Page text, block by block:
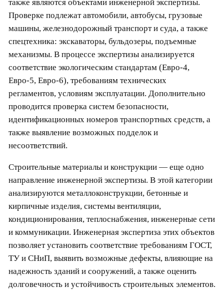
также являются объектами инженерной экспертизы.
Проверке подлежат автомобили, автобусы, грузовые
машины, железнодорожный транспорт и суда, а также
спецтехника: экскаваторы, бульдозеры, подъемные
механизмы. В процессе экспертизы анализируется
соответствие экологическим стандартам (Евро-4,
Евро-5, Евро-6), требованиям технических
регламентов, условиям эксплуатации. Дополнительно
проводится проверка систем безопасности,
идентификационных номеров транспортных средств, а
также выявление возможных подделок и
несоответствий.
Строительные материалы и конструкции — еще одно
направление инженерной экспертизы. В этой категории
анализируются металлоконструкции, бетонные и
кирпичные изделия, системы вентиляции,
кондиционирования, теплоснабжения, инженерные сети
и коммуникации. Инженерная экспертиза этих объектов
позволяет установить соответствие требованиям ГОСТ,
ТУ и СНиП, выявить возможные дефекты, влияющие на
надежность зданий и сооружений, а также оценить
долговечность и устойчивость строительных элементов.